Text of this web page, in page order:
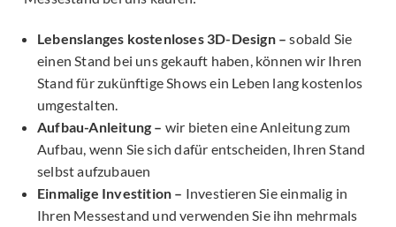
Lebenslanges kostenloses 3D-Design – sobald Sie
einen Stand bei uns gekauft haben, können wir Ihren
Stand für zukünftige Shows ein Leben lang kostenlos
umgestalten.
Aufbau-Anleitung – wir bieten eine Anleitung zum
Aufbau, wenn Sie sich dafür entscheiden, Ihren Stand
selbst aufzubauen
Einmalige Investition – Investieren Sie einmalig in
Ihren Messestand und verwenden Sie ihn mehrmals